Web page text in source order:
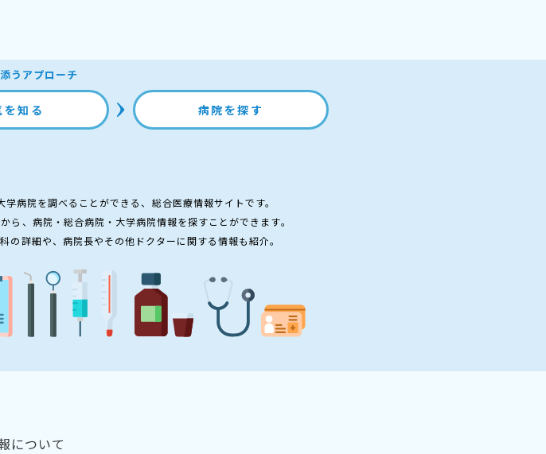
うアプローチ
を知る 病院を探す
病院を調べることができる、総合医療情報サイトです。
、病院・総合病院・大学病院情報を探すことができます。
詳細や、病院長やその他ドクターに関する情報も紹介。
について